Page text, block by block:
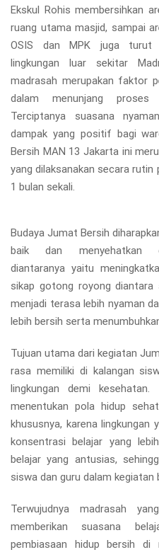
Ekskul Rohis membersihkan
ruang utama masjid, sampai
OSIS dan MPK juga turut
lingkungan luar sekitar
madrasah merupakan faktor
dalam menunjang proses
Terciptanya suasana
dampak yang positif bagi
Bersih MAN 13 Jakarta ini
yang dilaksanakan secara
1 bulan sekali.
Budaya Jumat Bersih
baik dan menyehatkan
diantaranya yaitu
sikap gotong royong
menjadi terasa lebih nyaman
lebih bersih serta
Tujuan utama dari kegiatan
rasa memiliki di kalangan
lingkungan demi
menentukan pola hidup
khususnya, karena lingkungan
konsentrasi belajar yang
belajar yang antusias,
siswa dan guru dalam kegiatan
Terwujudnya madrasah
memberikan suasana
pembiasaan hidup bersih di